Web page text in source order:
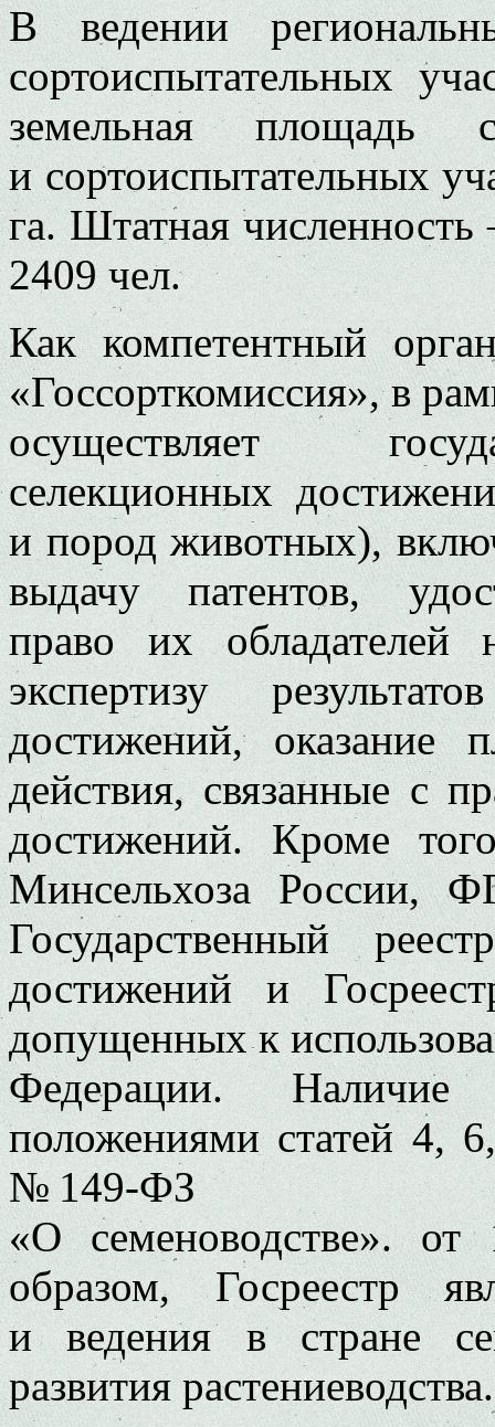
В ведении
сортоиспытательных
земельная площадь
и сортоиспытательных
га. Штатная
2409 чел.
Как компетентный
«Госсорткомиссия», в
осуществляет
селекционных
и пород животных),
выдачу патентов,
право их обладателей
экспертизу
достижений, оказание
действия, связанные с
достижений. Кроме
Минсельхоза России,
Государственный
достижений и
допущенных к
Федерации. Наличие
положениями статей 4,
№ 149-ФЗ
«О семеноводстве».
образом, Госреестр
и ведения в стране
развития растениеводства.